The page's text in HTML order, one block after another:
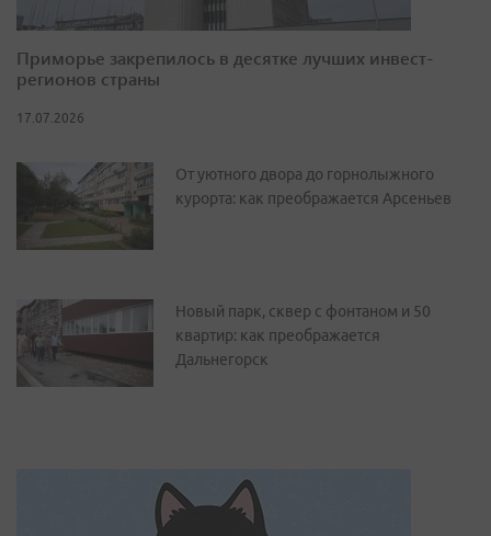
Приморье закрепилось в десятке лучших инвест-
регионов страны
17.07.2026
От уютного двора до горнолыжного
курорта: как преображается Арсеньев
Новый парк, сквер с фонтаном и 50
квартир: как преображается
Дальнегорск